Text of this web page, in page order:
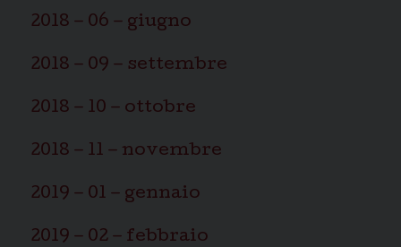
Palermo
2018 – 06 – giugno
2018 – 09 – settembre
2018 – 10 – ottobre
2018 – 11 – novembre
2019 – 01 – gennaio
2019 – 02 – febbraio